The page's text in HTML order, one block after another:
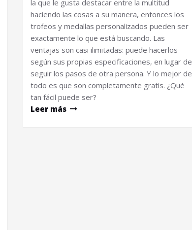
la que le gusta destacar entre la multitud
haciendo las cosas a su manera, entonces los
trofeos y medallas personalizados pueden ser
exactamente lo que está buscando. Las
ventajas son casi ilimitadas: puede hacerlos
según sus propias especificaciones, en lugar de
seguir los pasos de otra persona. Y lo mejor de
todo es que son completamente gratis. ¿Qué
tan fácil puede ser?
Leer más